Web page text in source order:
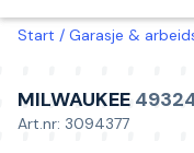
Start Garasje &
MILWAUKEE
Art.nr: 3094377